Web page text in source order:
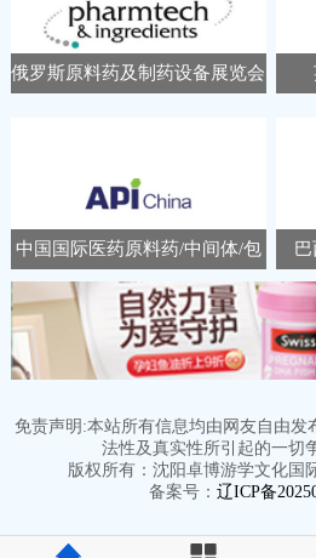
俄罗斯原料药及制药设备展览会
中国国际医药原料药/中间体/包
装/设备交易会 APIChina
免责声明:本站所有信息均由网友自由发
法性及真实性所引起的一切
版权所有：沈阳卓博游学文化国
备案号： 辽ICP备